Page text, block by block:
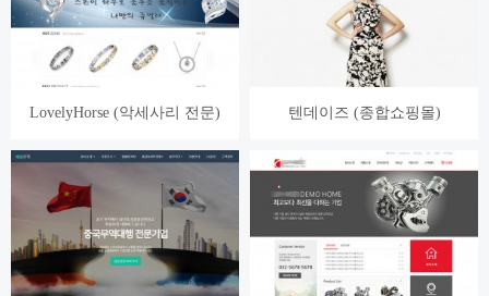
LovelyHorse (악세사리 전문) 텐데이즈 (종합쇼핑몰)